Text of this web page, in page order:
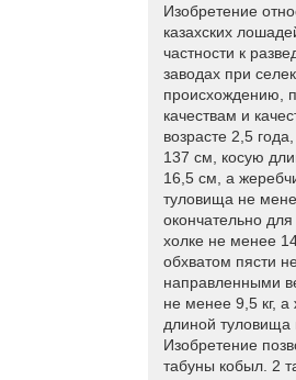
Изобретение
казахских
частности к
заводах при
происхождению,
качествам и
возрасте 2,5
137 см, косую
16,5 см, а
туловища не
окончательно
холке не менее
обхватом пясти
направленными
не менее 9,5 кг,
длиной туловища
Изобретение
табуны кобыл. 2